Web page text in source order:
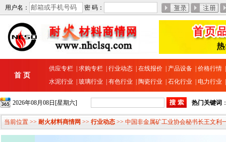
用户名： 密 码：
首 页
供应专栏 求购专栏 行业动态 在线报价 产品设备 价格行情
水泥行业
玻璃行业 有色行业 陶瓷行业 石化行业 电力行业
2026年08月08日[星期六] 热门关键词
当前位置 >> 耐火材料商情网 >> 行业动态 >> 中国非金属矿工业协会秘书长王文利